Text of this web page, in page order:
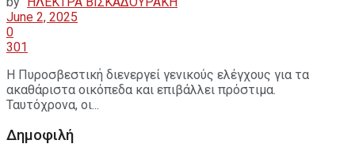
June 2, 2025
0
301
Η Πυροσβεστική διενεργεί γενικούς ελέγχους για τα
ακαθάριστα οικόπεδα και επιβάλλει πρόστιμα.
Ταυτόχρονα, οι...
Δημοφιλή